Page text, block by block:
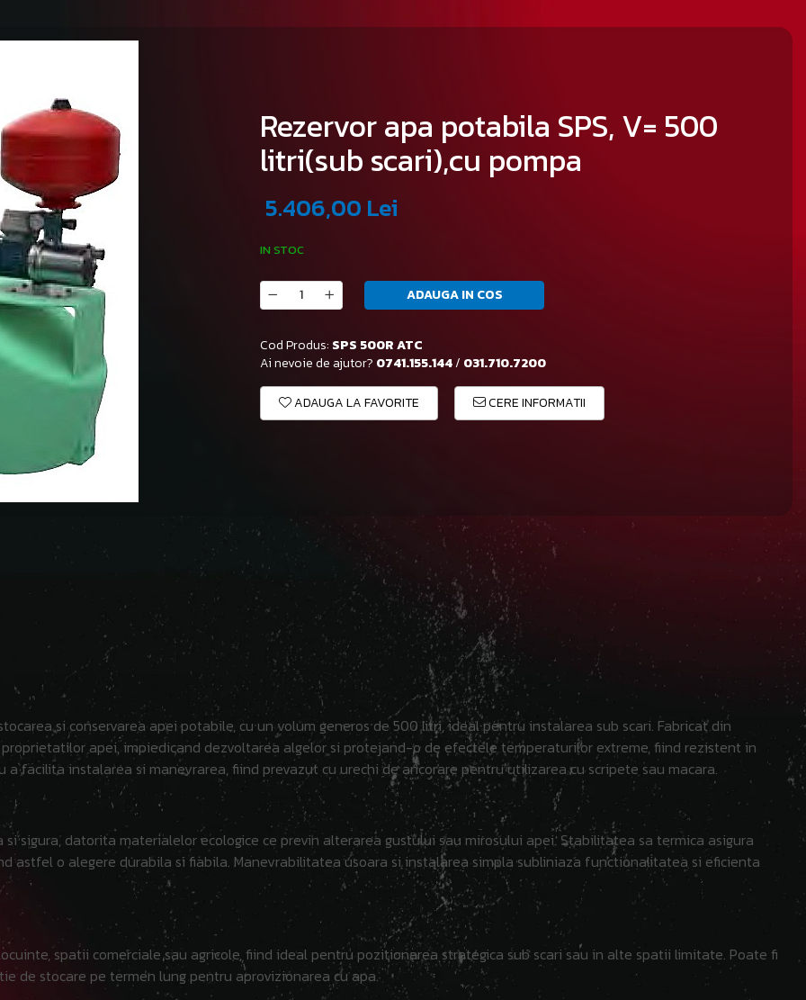
Rezervor apa potabila SPS, V= 500
litri(sub scari),cu pompa
5.406,00 Lei
IN STOC
ADAUGA IN COS
Cod Produs: SPS 500R ATC
Ai nevoie de ajutor? 0741.155.144/ 031.710.7200
ADAUGA LA FAVORITE CERE INFORMATII
si conservarea apei potabile, cu un volum generos de 500 litri, ideal pentru instalarea sub scari. Fabricat din
apei, impiedicand dezvoltarea algelor si protejand-o de efectele temperaturilor extreme, fiind rezistent in
facilita instalarea si manevrarea, fiind prevazut cu urechi de ancorare pentru utilizarea cu scripete sau macara.
si sigura, datorita materialelor ecologice ce previn alterarea gustului sau mirosului apei. Stabilitatea sa termica asigura
astfel o alegere durabila si fiabila. Manevrabilitatea usoara si instalarea simpla subliniaza functionalitatea si eficienta
spatii comerciale sau agricole, fiind ideal pentru pozitionarea strategica sub scari sau in alte spatii limitate. Poate fi
de stocare pe termen lung pentru aprovizionarea cu apa.